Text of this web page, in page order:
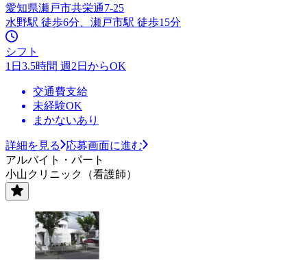
愛知県瀬戸市共栄通7-25
水野駅 徒歩6分、瀬戸市駅 徒歩15分
シフト
1日3.5時間 週2日からOK
交通費支給
未経験OK
まかないあり
詳細を見る
応募画面に進む
アルバイト・パート
小山クリニック（看護師）